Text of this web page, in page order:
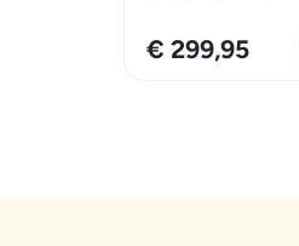
€ 299,95